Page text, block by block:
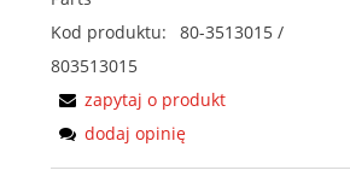
Kod produktu:
80-3513015 /
803513015
zapytaj o produkt
dodaj opinię